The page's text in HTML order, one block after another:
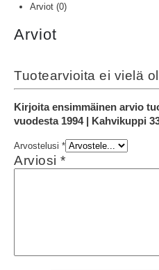
Arviot (0)
Arviot
Tuotearvioita ei vielä
Kirjoita ensimmäinen arvio
vuodesta 1994 | Kahvikuppi
Arvostelusi *
Arviosi *